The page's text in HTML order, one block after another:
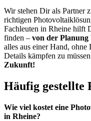
Wir stehen Dir als Partner
richtigen
Fachleuten in Rheine hilft
finden – von der Planung
alles aus einer Hand,
Details kämpfen zu
Zukunft!
Häufig gestellte
Wie viel kostet eine
in Rheine?